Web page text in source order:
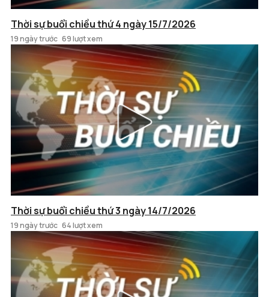
Thời sự buổi chiều thứ 4 ngày 15/7/2026
19 ngày trước 69 lượt xem
Thời sự buổi chiều thứ 3 ngày 14/7/2026
19 ngày trước 64 lượt xem